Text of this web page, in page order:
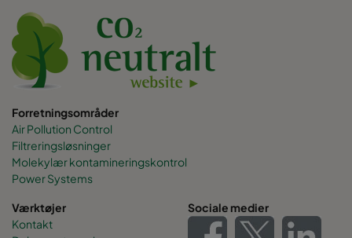
Forretningsområder
Air Pollution Control
Filtreringsløsninger
Molekylær kontamineringskontrol
Power Systems
Værktøjer
Kontakt
Sociale medier